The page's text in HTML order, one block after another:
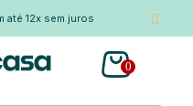
até 12x sem juros
0
abaixo referem-se ao